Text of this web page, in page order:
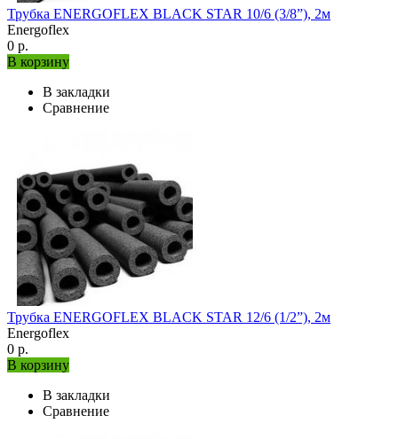
Трубка ENERGOFLEX BLACK STAR 10/6 (3/8”), 2м
Energoflex
0 р.
В корзину
В закладки
Сравнение
Трубка ENERGOFLEX BLACK STAR 12/6 (1/2”), 2м
Energoflex
0 р.
В корзину
В закладки
Сравнение